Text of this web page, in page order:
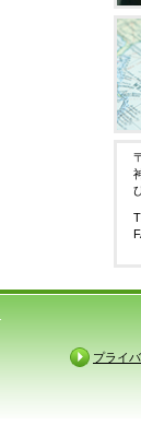
プライ